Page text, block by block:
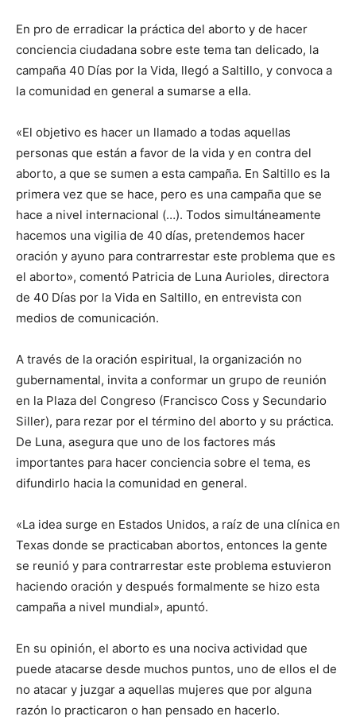
En pro de erradicar la práctica del aborto y de hacer
conciencia ciudadana sobre este tema tan delicado, la
campaña 40 Días por la Vida, llegó a Saltillo, y convoca a
la comunidad en general a sumarse a ella.
«El objetivo es hacer un llamado a todas aquellas
personas que están a favor de la vida y en contra del
aborto, a que se sumen a esta campaña. En Saltillo es la
primera vez que se hace, pero es una campaña que se
hace a nivel internacional (…). Todos simultáneamente
hacemos una vigilia de 40 días, pretendemos hacer
oración y ayuno para contrarrestar este problema que es
el aborto», comentó Patricia de Luna Aurioles, directora
de 40 Días por la Vida en Saltillo, en entrevista con
medios de comunicación.
A través de la oración espiritual, la organización no
gubernamental, invita a conformar un grupo de reunión
en la Plaza del Congreso (Francisco Coss y Secundario
Siller), para rezar por el término del aborto y su práctica.
De Luna, asegura que uno de los factores más
importantes para hacer conciencia sobre el tema, es
difundirlo hacia la comunidad en general.
«La idea surge en Estados Unidos, a raíz de una clínica en
Texas donde se practicaban abortos, entonces la gente
se reunió y para contrarrestar este problema estuvieron
haciendo oración y después formalmente se hizo esta
campaña a nivel mundial», apuntó.
En su opinión, el aborto es una nociva actividad que
puede atacarse desde muchos puntos, uno de ellos el de
no atacar y juzgar a aquellas mujeres que por alguna
razón lo practicaron o han pensado en hacerlo.